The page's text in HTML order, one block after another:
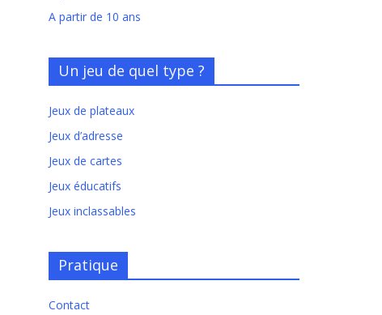
A partir de 10 ans
Un jeu de quel type ?
Jeux de plateaux
Jeux d’adresse
Jeux de cartes
Jeux éducatifs
Jeux inclassables
Pratique
Contact